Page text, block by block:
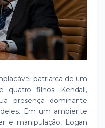
patriarca de um
filhos: Kendall,
presença dominante
Em um ambiente
e manipulação, Logan